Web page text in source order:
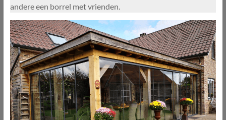
andere een borrel met vrienden.